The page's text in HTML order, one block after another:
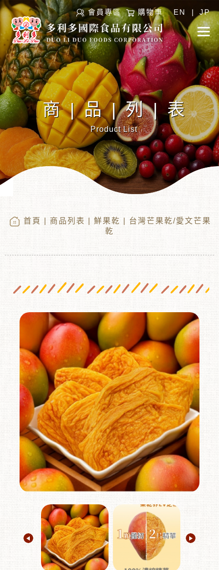
會員專區 購物車 EN JP
商|品|列|表
Product List
首頁 商品列表 鮮果乾 | 台灣芒果乾/愛文芒果
乾